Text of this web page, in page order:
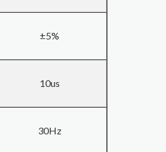
±5%
10us
30Hz